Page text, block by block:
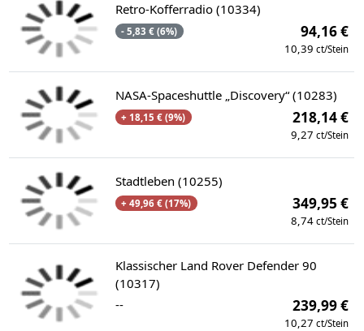
Retro-Kofferradio (10334)
- 5,83 € (6%) 94,16 €
10,39 ct/Stein
NASA-Spaceshuttle „Discovery“ (10283)
+ 18,15 € (9%) 218,14 €
9,27 ct/Stein
Stadtleben (10255)
+ 49,96 € (17%) 349,95 €
8,74 ct/Stein
Klassischer Land Rover Defender 90
(10317)
--
239,99 €
10,27 ct/Stein